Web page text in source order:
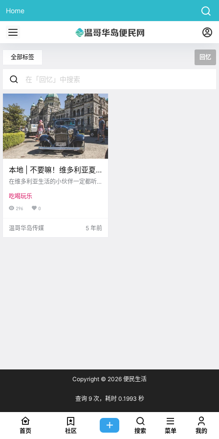
Home
全部标签 回忆
本地 | 不要嘛！维多利亚夏
季车展将永久取消… 快来看
在维多利亚生活的小伙伴一定都听
而Northwest Deuce Days车展的组
织者Al Clark近日在Facebook上表
吃喝玩乐
296 0
温哥华岛传媒 5 年前
Copyright © 2026 便民生活
查询 9 次，耗时 0.1993 秒
首页 社区 搜索 菜单 我的